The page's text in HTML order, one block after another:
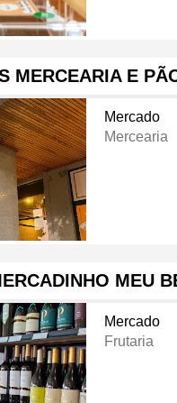
MERCEARIA E
Mercado
Mercearia
MEU
Mercado
Frutaria